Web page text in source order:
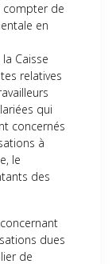
compter de
en
Caisse
relatives
qui
concernés
à
le
des
dues
de